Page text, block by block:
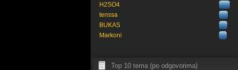
H2SO4
tenssa
BUKAS
Markoni
Top 10 tema (po odgovorima)